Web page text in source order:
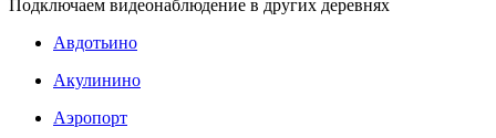
Подключаем видеонаблюдение в других деревнях
Авдотьино
Акулинино
Аэропорт